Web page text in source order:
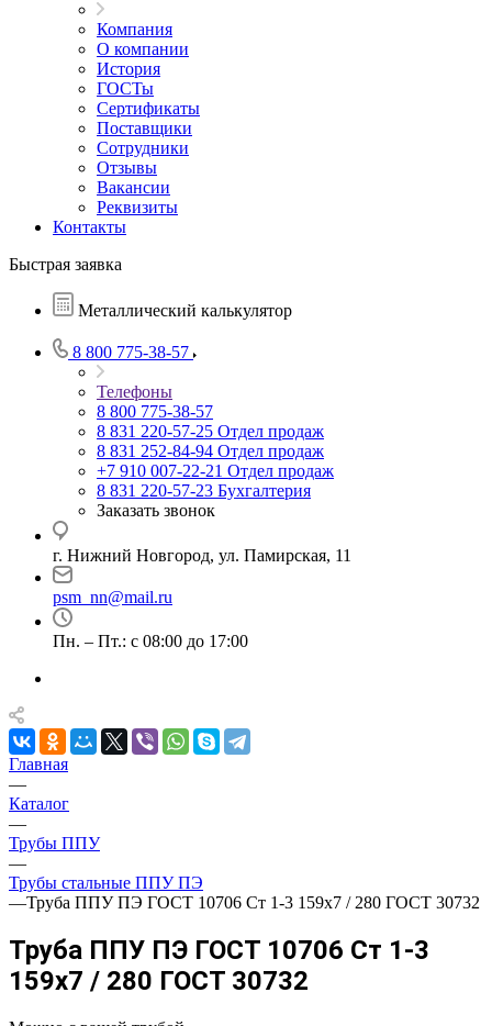
Компания
О компании
История
ГОСТы
Сертификаты
Поставщики
Сотрудники
Отзывы
Вакансии
Реквизиты
Контакты
Быстрая заявка
Металлический калькулятор
8 800 775-38-57
Телефоны
8 800 775-38-57
8 831 220-57-25 Отдел продаж
8 831 252-84-94 Отдел продаж
+7 910 007-22-21 Отдел продаж
8 831 220-57-23 Бухгалтерия
Заказать звонок
г. Нижний Новгород, ул. Памирская, 11
psm_nn@mail.ru
Пн. – Пт.: с 08:00 до 17:00
Главная
—
Каталог
—
Трубы ППУ
—
Трубы стальные ППУ ПЭ
—Труба ППУ ПЭ ГОСТ 10706 Ст 1-3 159x7 / 280 ГОСТ 30732
Труба ППУ ПЭ ГОСТ 10706 Ст 1-3
159x7 / 280 ГОСТ 30732